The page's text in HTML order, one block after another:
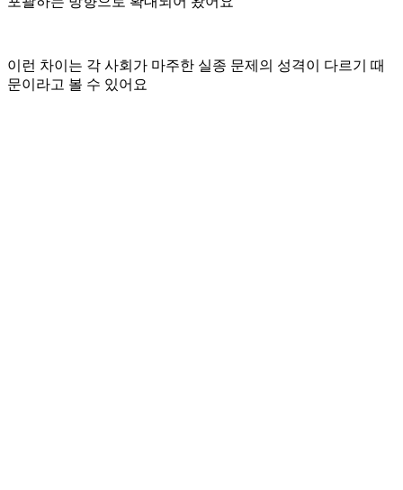
이런 차이는 각 사회가 마주한 실종 문제의 성격이 다르기 때
문이라고 볼 수 있어요